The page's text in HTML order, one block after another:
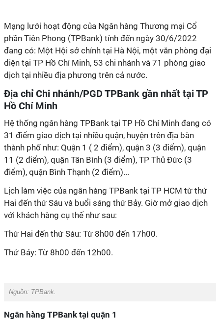
Mạng lưới hoạt động của Ngân hàng Thương mại Cổ
phần Tiên Phong (TPBank) tính đến ngày 30/6/2022
đang có: Một Hội sở chính tại Hà Nội, một văn phòng đại
diện tại TP Hồ Chí Minh, 53 chi nhánh và 71 phòng giao
dịch tại nhiều địa phương trên cả nước.
Địa chỉ Chi nhánh/PGD TPBank gần nhất tại TP
Hồ Chí Minh
Hệ thống ngân hàng TPBank tại TP Hồ Chí Minh đang có
31 điểm giao dịch tại nhiều quận, huyện trên địa bàn
thành phố như: Quận 1 ( 2 điểm), quận 3 (3 điểm), quận
11 (2 điểm), quận Tân Bình (3 điểm), TP Thủ Đức (3
điểm), quận Bình Thạnh (2 điểm)...
Lịch làm việc của ngân hàng TPBank tại TP HCM từ thứ
Hai đến thứ Sáu và buổi sáng thứ Bảy. Giờ mở giao dịch
với khách hàng cụ thể như sau:
Thứ Hai đến thứ Sáu: Từ 8h00 đến 17h00.
Thứ Bảy: Từ 8h00 đến 12h00.
Nguồn: TPBank.
Ngân hàng TPBank tại quận 1